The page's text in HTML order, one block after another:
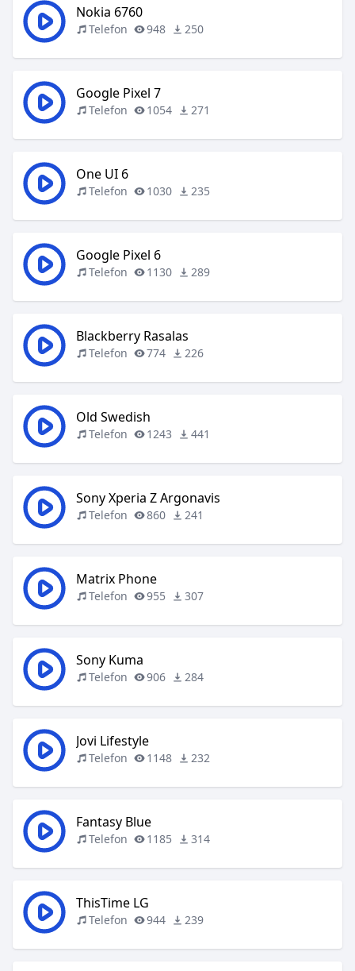
Nokia 6760
Telefon 948 250
Google Pixel 7
Telefon 1054 271
One UI 6
Telefon 1030 235
Google Pixel 6
Telefon 1130 289
Blackberry Rasalas
Telefon 774 226
Old Swedish
Telefon 1243 441
Sony Xperia Z Argonavis
Telefon 860 241
Matrix Phone
Telefon 955 307
Sony Kuma
Telefon 906 284
Jovi Lifestyle
Telefon 1148 232
Fantasy Blue
Telefon 1185 314
ThisTime LG
Telefon 944 239